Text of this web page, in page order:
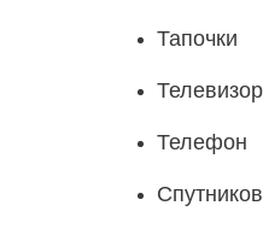
Тапочки
Телевизор
Телефон